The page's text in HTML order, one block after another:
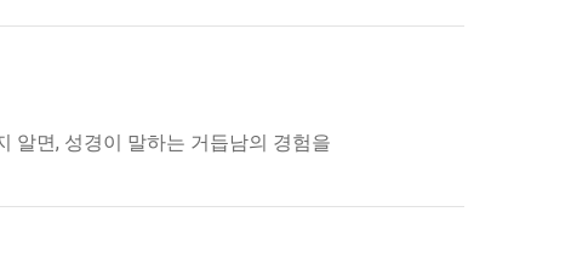
알면, 성경이 말하는 거듭남의 경험을